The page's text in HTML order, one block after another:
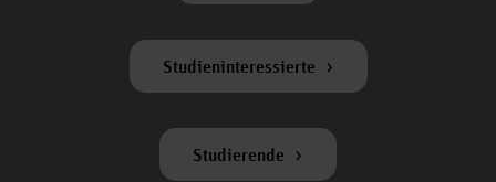
Studieninteressierte
Studierende